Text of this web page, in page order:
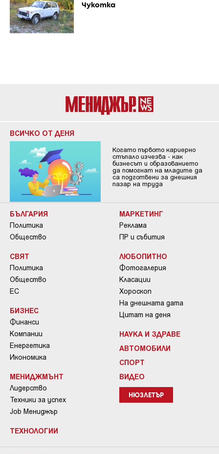
Чукотка
ВСИЧКО ОТ ДЕНЯ
Когато първото кариерно
стъпало изчезва - как
бизнесът и образованието
да помогнат на младите да
са подготвени за днешния
пазар на труда
БЪЛГАРИЯ
Политика
Общество
СВЯТ
Политика
Общество
ЕС
БИЗНЕС
Финанси
Компании
Енергетика
Икономика
МЕНИДЖМЪНТ
Лидерство
Техники за успех
Job Мениджър
ТЕХНОЛОГИИ
МАРКЕТИНГ
Реклама
ПР и събития
ЛЮБОПИТНО
Фотогалерия
Класации
Хороскоп
На днешната дата
Цитат на деня
НАУКА И ЗДРАВЕ
АВТОМОБИЛИ
СПОРТ
ВИДЕО
НЮЗЛЕТЪР